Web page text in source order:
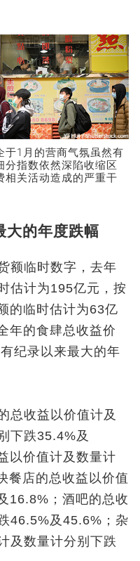
于1月的营商气氛虽然有
分指数依然深陷收缩区
相关活动造成的严重干
的年度跌幅
额临时数字，去年
估计为195亿元，按
的临时估计为63亿
年的食肆总收益价
纪录以来最大的年
总收益以价值计及
下跌35.4%及
以价值计及数量计
餐店的总收益以价值
16.8%；酒吧的总收
46.5%及45.6%；杂
及数量计分别下跌